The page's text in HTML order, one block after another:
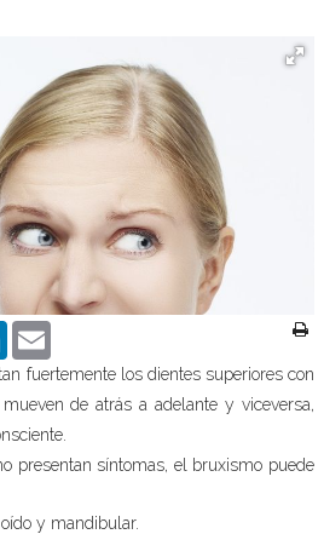
LinkedIn
fuertemente los dientes superiores con
de atrás a adelante y viceversa,
presentan síntomas, el bruxismo puede
y mandibular.